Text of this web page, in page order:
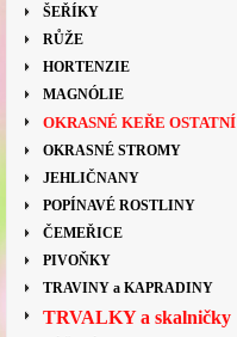
ŠEŘÍKY
RŮŽE
HORTENZIE
MAGNÓLIE
OKRASNÉ KEŘE OSTATNÍ
OKRASNÉ STROMY
JEHLIČNANY
POPÍNAVÉ ROSTLINY
ČEMEŘICE
PIVOŇKY
TRAVINY a KAPRADINY
TRVALKY a skalničky